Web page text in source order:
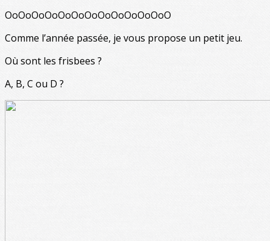
OoOoOoOoOoOoOoOoOoOoOoOoO
Comme l’année passée, je vous propose un petit jeu.
Où sont les frisbees ?
A, B, C ou D ?